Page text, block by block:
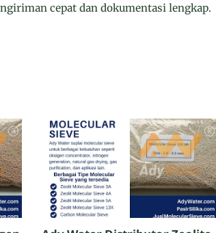
cepat dan dokumentasi lengkap.